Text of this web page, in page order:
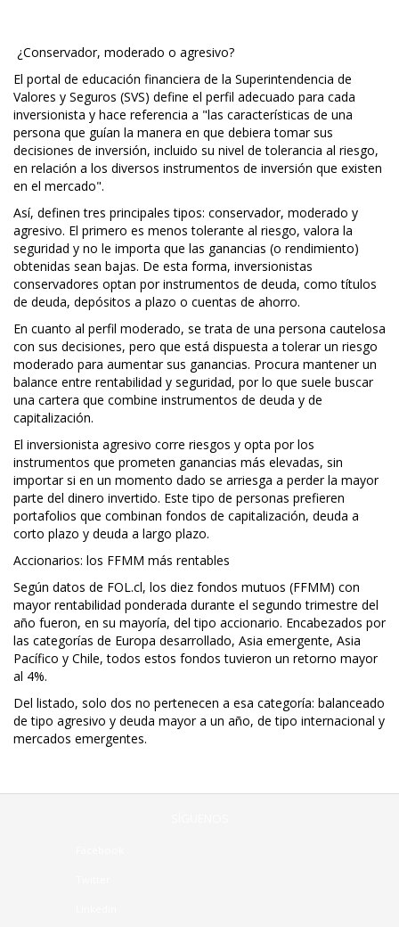
¿Conservador, moderado o agresivo?
El portal de educación financiera de la Superintendencia de
Valores y Seguros (SVS) define el perfil adecuado para cada
inversionista y hace referencia a "las características de una
persona que guían la manera en que debiera tomar sus
decisiones de inversión, incluido su nivel de tolerancia al riesgo,
en relación a los diversos instrumentos de inversión que existen
en el mercado".
Así, definen tres principales tipos: conservador, moderado y
agresivo. El primero es menos tolerante al riesgo, valora la
seguridad y no le importa que las ganancias (o rendimiento)
obtenidas sean bajas. De esta forma, inversionistas
conservadores optan por instrumentos de deuda, como títulos
de deuda, depósitos a plazo o cuentas de ahorro.
En cuanto al perfil moderado, se trata de una persona cautelosa
con sus decisiones, pero que está dispuesta a tolerar un riesgo
moderado para aumentar sus ganancias. Procura mantener un
balance entre rentabilidad y seguridad, por lo que suele buscar
una cartera que combine instrumentos de deuda y de
capitalización.
El inversionista agresivo corre riesgos y opta por los
instrumentos que prometen ganancias más elevadas, sin
importar si en un momento dado se arriesga a perder la mayor
parte del dinero invertido. Este tipo de personas prefieren
portafolios que combinan fondos de capitalización, deuda a
corto plazo y deuda a largo plazo.
Accionarios: los FFMM más rentables
Según datos de FOL.cl, los diez fondos mutuos (FFMM) con
mayor rentabilidad ponderada durante el segundo trimestre del
año fueron, en su mayoría, del tipo accionario. Encabezados por
las categorías de Europa desarrollado, Asia emergente, Asia
Pacífico y Chile, todos estos fondos tuvieron un retorno mayor
al 4%.
Del listado, solo dos no pertenecen a esa categoría: balanceado
de tipo agresivo y deuda mayor a un año, de tipo internacional y
mercados emergentes.